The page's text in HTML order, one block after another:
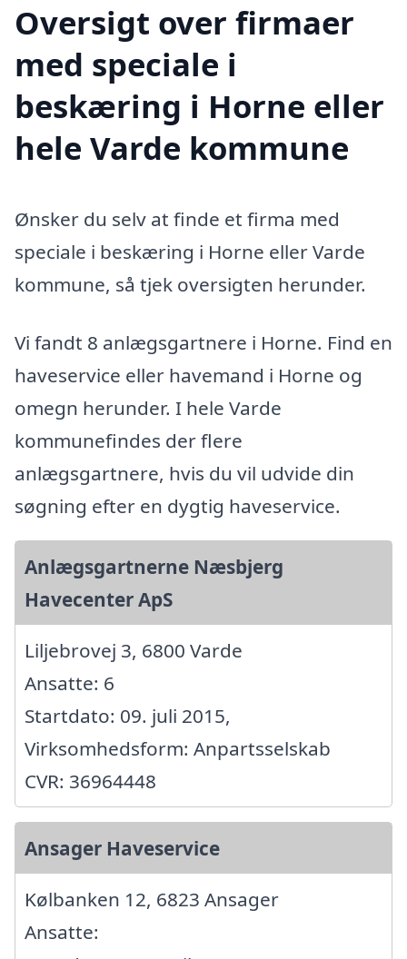
Oversigt over firmaer
med speciale i
beskæring i Horne eller
hele Varde kommune
Ønsker du selv at finde et firma med
speciale i beskæring i Horne eller Varde
kommune, så tjek oversigten herunder.
Vi fandt 8 anlægsgartnere i Horne. Find en
haveservice eller havemand i Horne og
omegn herunder. I hele Varde
kommunefindes der flere
anlægsgartnere, hvis du vil udvide din
søgning efter en dygtig haveservice.
Anlægsgartnerne Næsbjerg
Havecenter ApS
Liljebrovej 3, 6800 Varde
Ansatte: 6
Startdato: 09. juli 2015,
Virksomhedsform: Anpartsselskab
CVR: 36964448
Ansager Haveservice
Kølbanken 12, 6823 Ansager
Ansatte: